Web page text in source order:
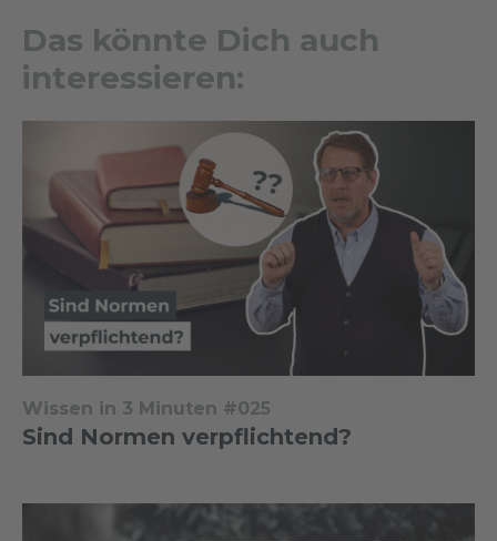
Das könnte Dich auch
interessieren:
Wissen in 3 Minuten #025
Sind Normen verpflichtend?